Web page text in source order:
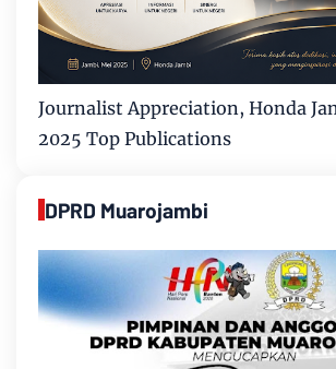
Journalist Appreciation, Honda
2025 Top Publications
DPRD Muarojambi